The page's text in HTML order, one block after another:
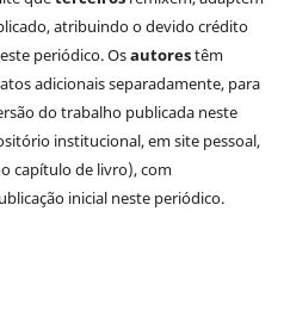
atribuindo o devido crédito
periódico. Osautorestêm
adicionais separadamente, para
do trabalho publicada neste
institucional, em site pessoal,
capítulo de livro), com
inicial neste periódico.